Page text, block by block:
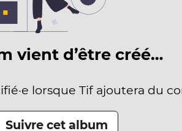
vient d’être créé…
lorsque Tif ajoutera du
Suivre cet album